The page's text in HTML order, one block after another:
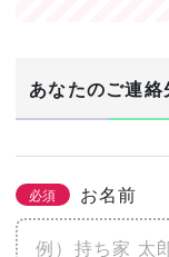
あなたのご連絡
必須 お名前